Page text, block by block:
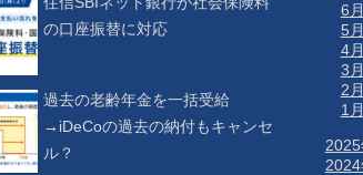
の口座振替に対応
過去の老齢年金を一括受給
→iDeCoの過去の納付もキャンセ
ル？
6月
5月
4月
3月
2月
1月